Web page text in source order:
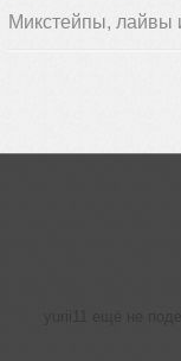
Микстейпы, лайвы